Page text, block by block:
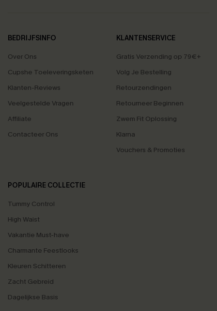
BEDRIJFSINFO
Over Ons
Cupshe Toeleveringsketen
Klanten-Reviews
Veelgestelde Vragen
Affiliate
Contacteer Ons
KLANTENSERVICE
Gratis Verzending op 79€+
Volg Je Bestelling
Retourzendingen
Retourneer Beginnen
Zwem Fit Oplossing
Klarna
Vouchers & Promoties
POPULAIRE COLLECTIE
Tummy Control
High Waist
Vakantie Must-have
Charmante Feestlooks
Kleuren Schitteren
Zacht Gebreid
Dagelijkse Basis